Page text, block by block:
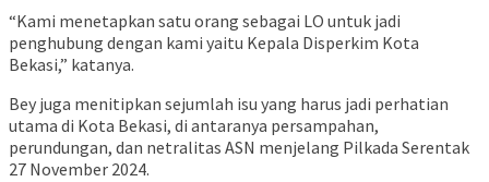
“Kami menetapkan satu orang sebagai LO untuk jadi
penghubung dengan kami yaitu Kepala Disperkim Kota
Bekasi,” katanya.
Bey juga menitipkan sejumlah isu yang harus jadi perhatian
utama di Kota Bekasi, di antaranya persampahan,
perundungan, dan netralitas ASN menjelang Pilkada Serentak
27 November 2024.